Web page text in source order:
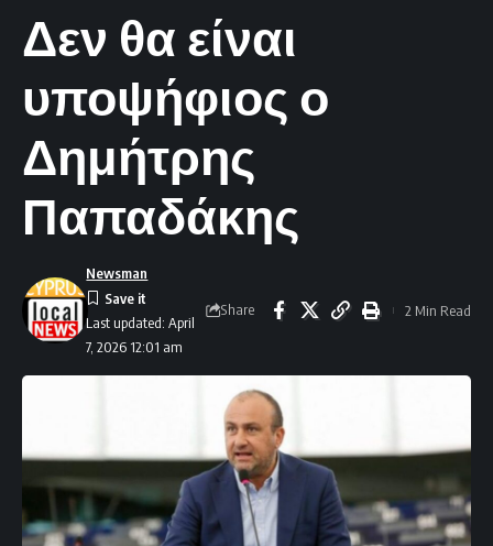
Δεν θα είναι
υποψήφιος ο
Δημήτρης
Παπαδάκης
Last updated: April
7, 2026 12:01 am
Newsman
Share 2 Min Read